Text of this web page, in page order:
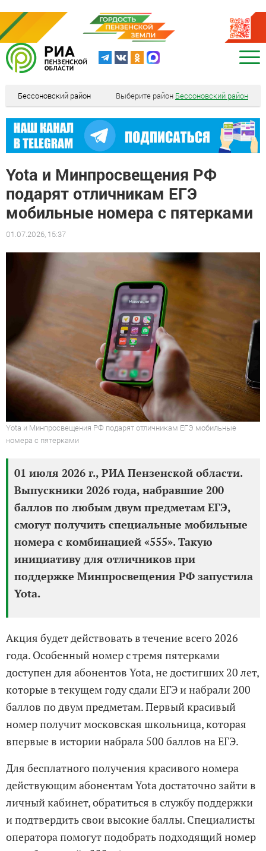
Бессоновский район Выберите район Бессоновский район
Yota и Минпросвещения РФ
подарят отличникам ЕГЭ
мобильные номера с пятерками
01.07.2026, 15:37
Yota и Минпросвещения РФ подарят отличникам ЕГЭ мобильные
номера с пятерками
01 июля 2026 г., РИА Пензенской области.
Выпускники 2026 года, набравшие 200
баллов по любым двум предметам ЕГЭ,
смогут получить специальные мобильные
номера с комбинацией «555». Такую
инициативу для отличников при
поддержке Минпросвещения РФ запустила
Yota.
Акция будет действовать в течение всего 2026
года. Особенный номер с тремя пятерками
доступен для абонентов Yota, не достигших 20 лет,
которые в текущем году сдали ЕГЭ и набрали 200
баллов по двум предметам. Первый красивый
номер получит московская школьница, которая
впервые в истории набрала 500 баллов на ЕГЭ.
Для бесплатного получения красивого номера
действующим абонентам Yota достаточно зайти в
личный кабинет, обратиться в службу поддержки
и подтвердить свои высокие баллы. Специалисты
оператора помогут подобрать подходящий номер